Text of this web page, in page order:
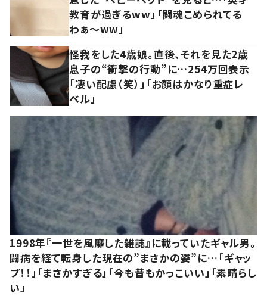
教育が過ぎるww」「闘魂こめられてる
わぁ～ww」
怪我をした4歳娘。直後、それを見た2歳
息子の“衝撃の行動”に…254万回表示
「凄い配慮（笑）」「お顔はかなり重症レ
ベル」
1998年『一世を風靡した雑誌』に載っていたギャル男。
闘病を経て転身した現在の”まさかの姿”に…「ギャッ
プ！！」「まさかすぎる」「今も昔もかっこいい」「素晴らし
い」